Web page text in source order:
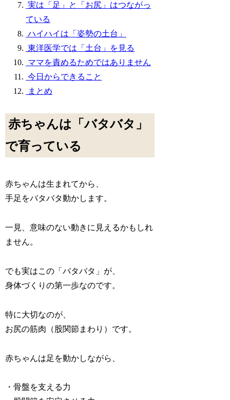
実は「足」と「お尻」はつながっ
ている
ハイハイは「姿勢の土台」
東洋医学では「土台」を見る
ママを責めるためではありません
今日からできること
まとめ
赤ちゃんは「バタバタ」
で育っている
赤ちゃんは生まれてから、
手足をバタバタ動かします。
一見、意味のない動きに見えるかもしれ
ません。
でも実はこの「バタバタ」が、
身体づくりの第一歩なのです。
特に大切なのが、
お尻の筋肉（股関節まわり）です。
赤ちゃんは足を動かしながら、
・骨盤を支える力